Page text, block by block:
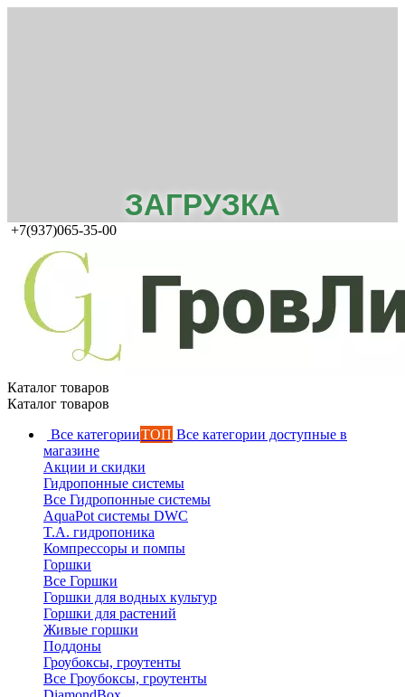
ЗАГРУЗКА
+7(937)065-35-00
Каталог товаров
Каталог товаров
Все категорииТОП Все категории доступные в
магазине
Акции и скидки
Гидропонные системы
Все Гидропонные системы
AquaPot системы DWC
T.A. гидропоника
Компрессоры и помпы
Горшки
Все Горшки
Горшки для водных культур
Горшки для растений
Живые горшки
Поддоны
Гроубоксы, гроутенты
Все Гроубоксы, гроутенты